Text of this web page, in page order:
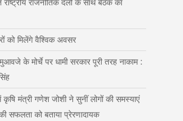
को मिलेंगे वैश्विक अवसर
के मोर्चे पर धामी सरकार पूरी तरह नाकाम :
मंत्री गणेश जोशी ने सुनीं लोगों की समस्याएं
सफलता को बताया प्रेरणादायक